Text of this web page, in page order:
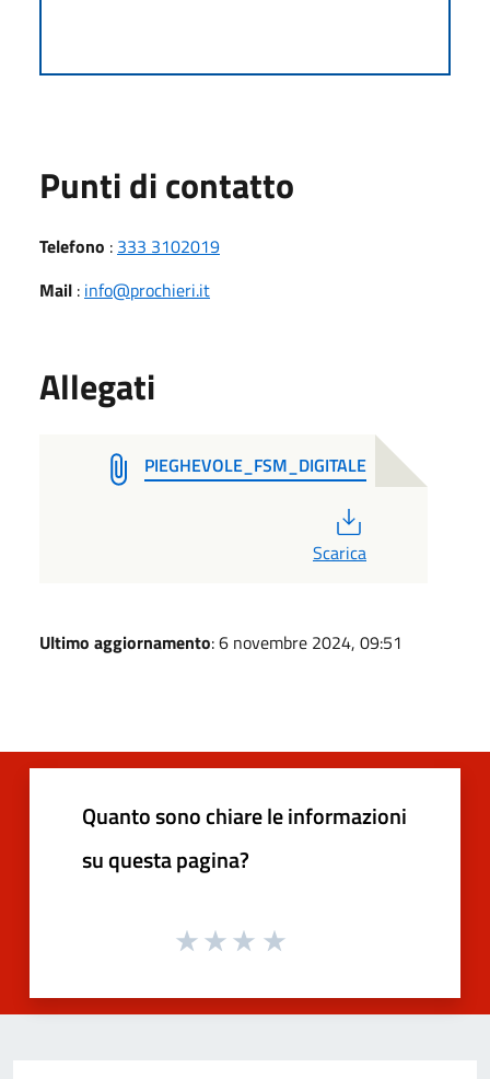
Punti di contatto
Telefono : 333 3102019
Mail : info@prochieri.it
Allegati
PIEGHEVOLE_FSM_DIGITALE
Scarica
Ultimo aggiornamento: 6 novembre 2024, 09:51
Quanto sono chiare le informazioni
su questa pagina?